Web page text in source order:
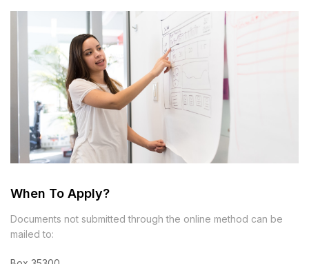
When To Apply?
Documents not submitted through the online method can be
mailed to: